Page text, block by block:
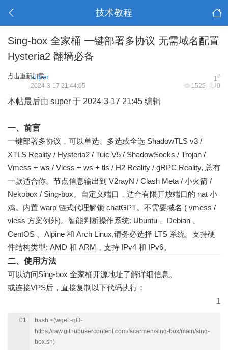
技术教程
Sing-box 全家桶 一键部署多协议 无需域名配置
Hysteria2 翻墙必备
点击重新加载 1#
super
1525 0
2024-3-17 21:44:05
本帖最后由 super 于 2024-3-17 21:45 编辑
一、前言
一键部署多协议，可以单选、多选或全选 ShadowTLS v3 /
XTLS Reality / Hysteria2 / Tuic V5 / ShadowSocks / Trojan /
Vmess + ws / Vless + ws + tls / H2 Reality / gRPC Reality, 总有
一款适合你。节点信息输出到 V2rayN / Clash Meta / 小火箭 /
Nekobox / Sing-box。自定义端口，适合有限开放端口的 nat 小
鸡。内置 warp 链式代理解锁 chatGPT。不需要域名 ( vmess /
vless 方案例外)。智能判断操作系统: Ubuntu 、Debian 、
CentOS 、Alpine 和 Arch Linux,请务必选择 LTS 系统。支持硬
件结构类型: AMD 和 ARM，支持 IPv4 和 IPv6。
二、使用方法
可以访问Sing-box 全家桶开源地址了解详细信息。
或连接VPS后，直接复制以下代码执行：
1
bash <(wget -qO-
https://raw.githubusercontent.com/fscarmen/sing-box/main/sing-
box.sh)